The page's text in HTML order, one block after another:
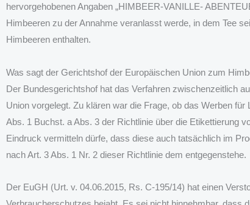
hervorgehobenen Angaben „HIMBEER-VANILLE-
Himbeeren zu der Annahme veranlasst werde, in dem Tee
Himbeeren enthalten.
Was sagt der Gerichtshof der Europäischen Union zum
Der Bundesgerichtshof hat das Verfahren zwischenzeitlich
Union vorgelegt. Zu klären war die Frage, ob das Werben
Abs. 1 Buchst. a Abs. 3 der Richtlinie über die Etikettierung
Eindruck vermitteln dürfe, dass diese auch tatsächlich im
nach Art. 3 Abs. 1 Nr. 2 dieser Richtlinie dem entgegenstehe.
Der EuGH (Urt. v. 04.06.2015, Rs. C‑195/14) hat einen